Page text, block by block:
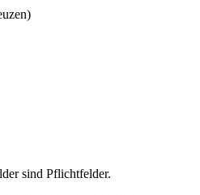
sind Pflichtfelder.